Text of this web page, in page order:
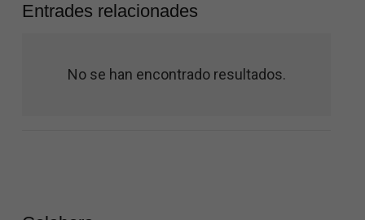
Entrades relacionades
No se han encontrado resultados.